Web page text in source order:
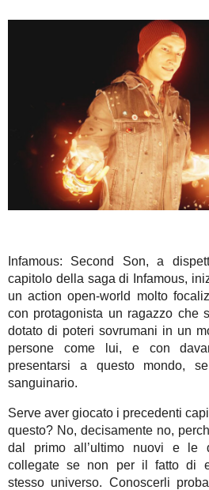
Infamous: Second Son, a
capitolo della saga di Infamous,
un action open-world molto
con protagonista un ragazzo che
dotato di poteri sovrumani in un
persone come lui, e con
presentarsi a questo mondo,
sanguinario.
Serve aver giocato i precedenti
questo? No, decisamente no,
dal primo all’ultimo nuovi e le
collegate se non per il fatto di
stesso universo. Conoscerli